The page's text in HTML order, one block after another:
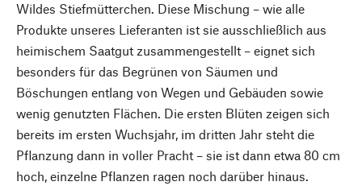
Wildes Stiefmütterchen. Diese Mischung – wie alle
Produkte unseres Lieferanten ist sie ausschließlich aus
heimischem Saatgut zusammengestellt – eignet sich
besonders für das Begrünen von Säumen und
Böschungen entlang von Wegen und Gebäuden sowie
wenig genutzten Flächen. Die ersten Blüten zeigen sich
bereits im ersten Wuchsjahr, im dritten Jahr steht die
Pflanzung dann in voller Pracht – sie ist dann etwa 80 cm
hoch, einzelne Pflanzen ragen noch darüber hinaus.